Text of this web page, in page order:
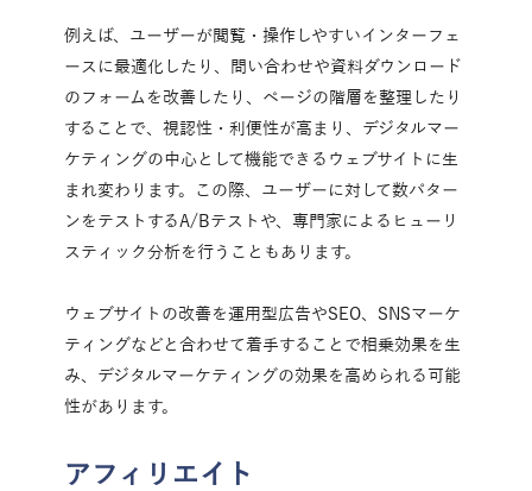
例えば、ユーザーが閲覧・操作しやすいインターフェ
ースに最適化したり、問い合わせや資料ダウンロード
のフォームを改善したり、ページの階層を整理したり
することで、視認性・利便性が高まり、デジタルマー
ケティングの中心として機能できるウェブサイトに生
まれ変わります。この際、ユーザーに対して数パター
ンをテストするA/Bテストや、専門家によるヒューリ
スティック分析を行うこともあります。
ウェブサイトの改善を運用型広告やSEO、SNSマーケ
ティングなどと合わせて着手することで相乗効果を生
み、デジタルマーケティングの効果を高められる可能
性があります。
アフィリエイト